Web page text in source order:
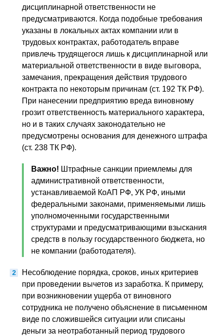
дисциплинарной ответственности не
предусматриваются. Когда подобные требования
указаны в локальных актах компании или в
трудовых контрактах, работодатель вправе
привлечь трудящегося лишь к дисциплинарной или
материальной ответственности в виде выговора,
замечания, прекращения действия трудового
контракта по некоторым причинам (ст. 192 ТК РФ).
При нанесении предприятию вреда виновному
грозит ответственность материального характера,
но и в таких случаях законодательно не
предусмотрены основания для денежного штрафа
(ст. 238 ТК РФ).
Важно! Штрафные санкции приемлемы для
административной ответственности,
устанавливаемой КоАП РФ, УК РФ, иными
федеральными законами, применяемыми лишь
уполномоченными государственными
структурами и предусматривающими взыскания
средств в пользу государственного бюджета, но
не компании (работодателя).
Несоблюдение порядка, сроков, иных критериев
при проведении вычетов из заработка. К примеру,
при возникновении ущерба от виновного
сотрудника не получено объяснение в письменном
виде по сложившейся ситуации или списаны
деньги за неотработанный период трудового